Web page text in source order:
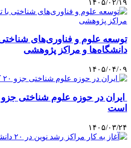
۱۴۰۵/۰۲/۱۹
توسعه علوم و فناوری‌های
دانشگاه‌ها و مراکز پژوهشی
۱۴۰۵/۰۴/۰۹
است
۱۴۰۵/۰۳/۲۴